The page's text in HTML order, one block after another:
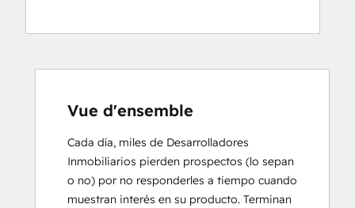
Vue d'ensemble
Cada día, miles de Desarrolladores
Inmobiliarios pierden prospectos (lo sepan
o no) por no responderles a tiempo cuando
muestran interés en su producto. Terminan